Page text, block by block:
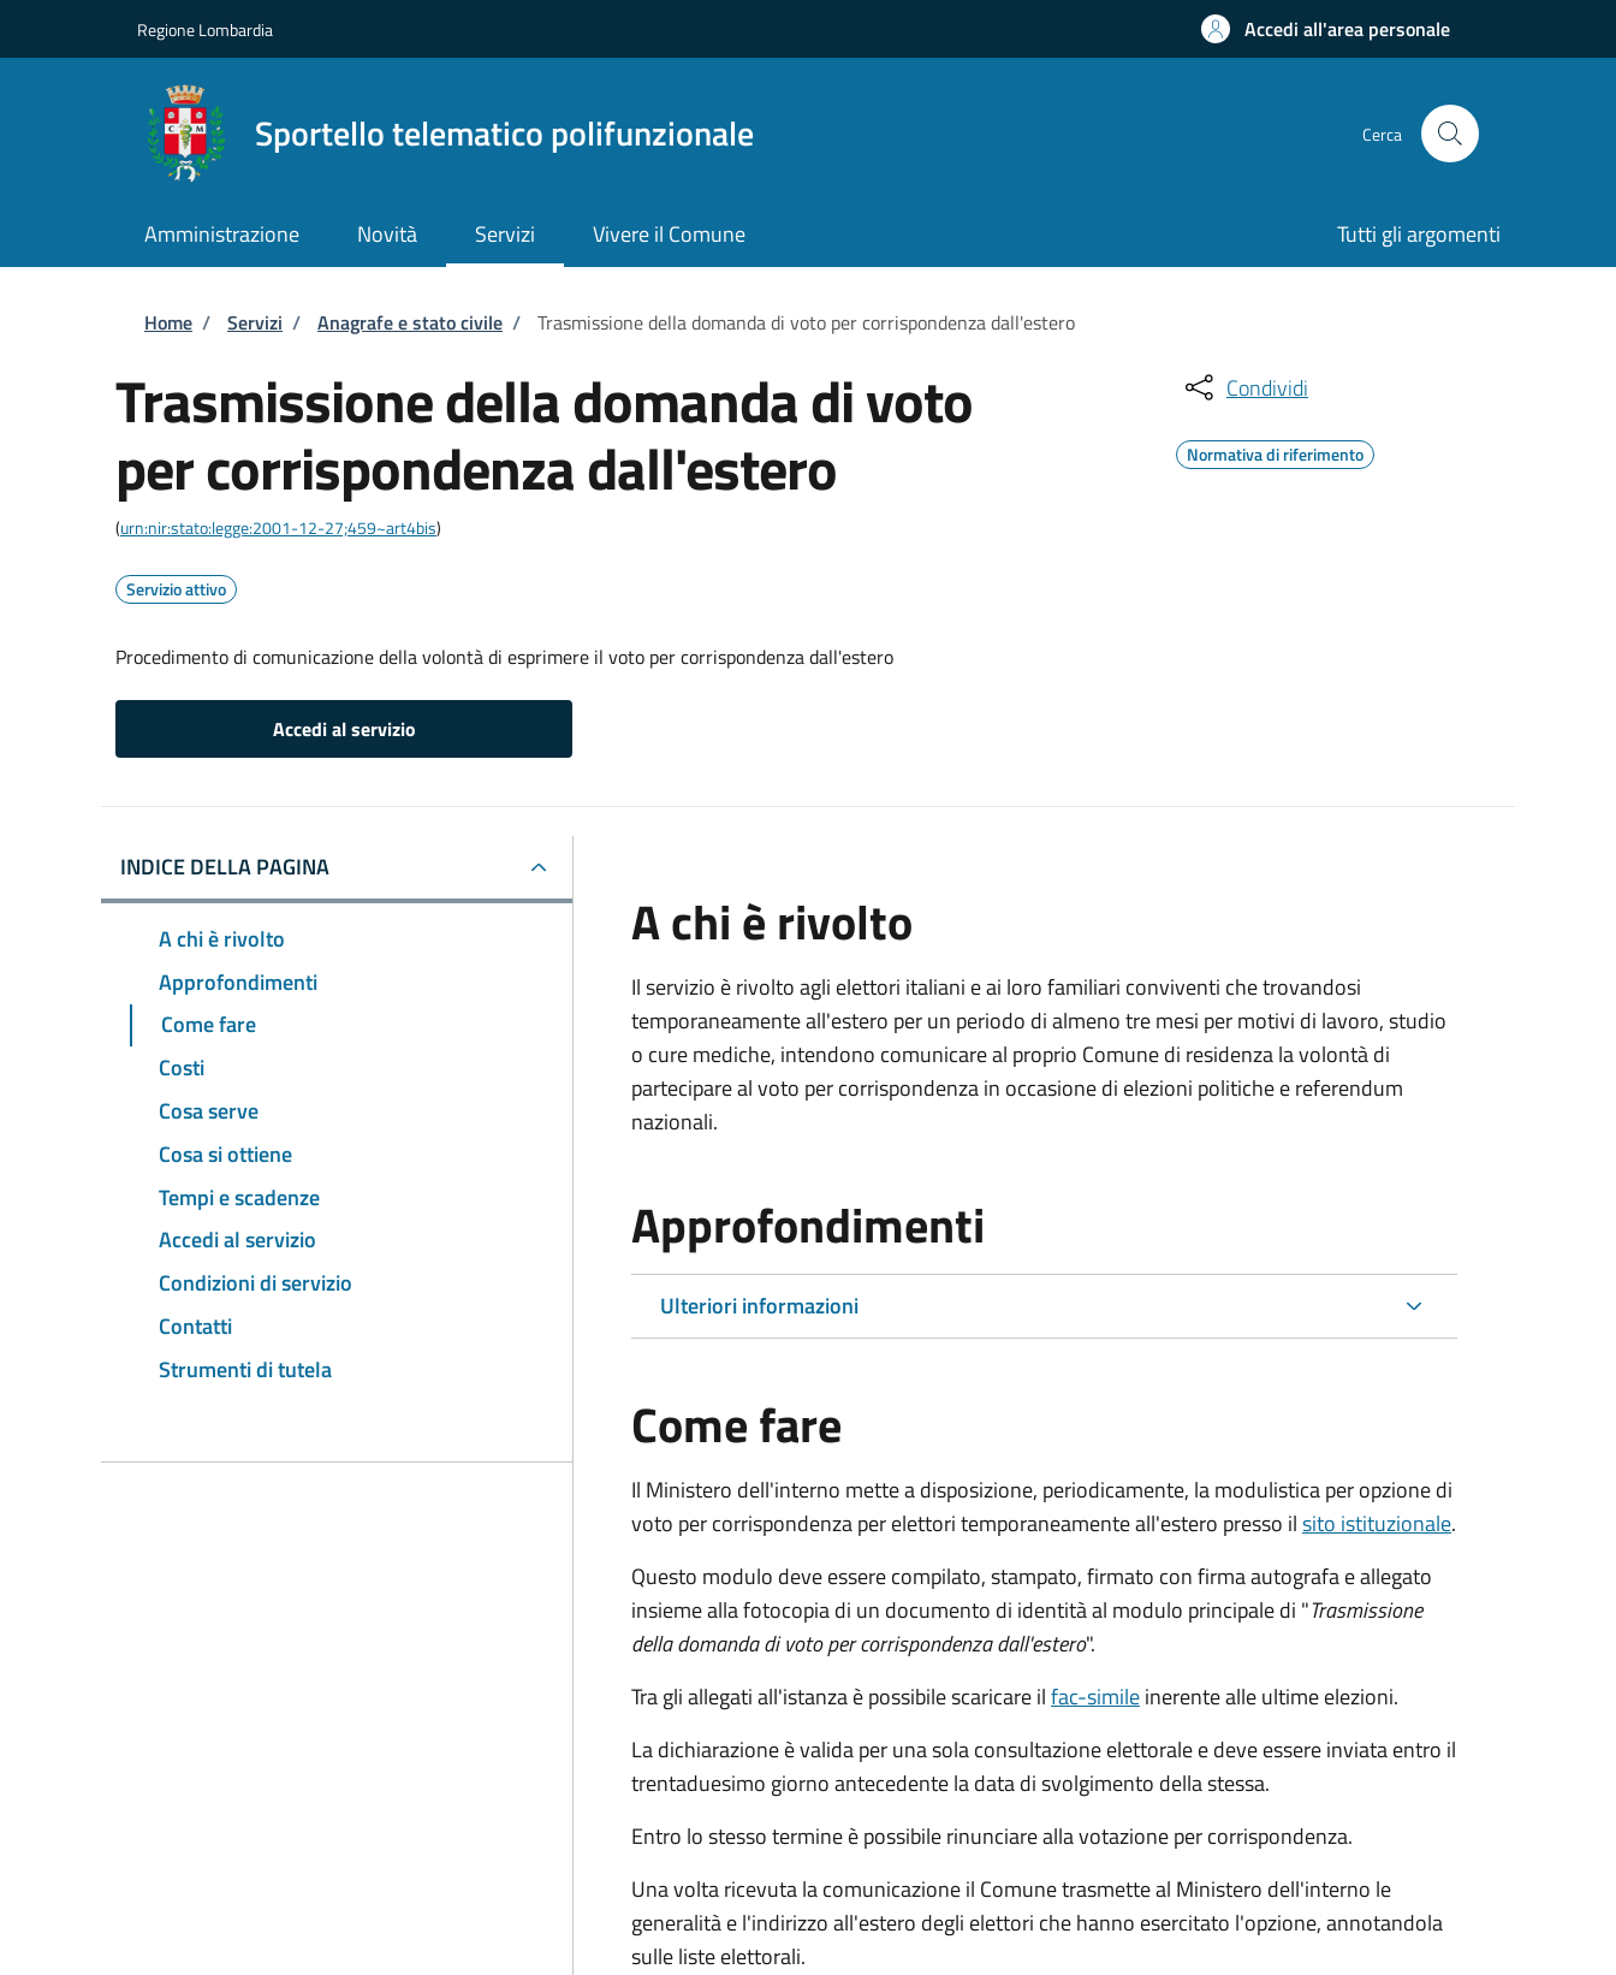
Regione Lombardia Accedi all'area personale
Sportello telematico polifunzionale Cerca
Amministrazione Novità Servizi Vivere il Comune Tutti gli argomenti
Briciole di pane
Home / Servizi / Anagrafe e stato civile / Trasmissione della domanda di voto per corrispondenza dall'estero
Trasmissione della domanda di voto
per corrispondenza dall'estero
(urn:nir:stato:legge:2001-12-27;459~art4bis)
Servizio attivo
Procedimento di comunicazione della volontà di esprimere il voto per corrispondenza dall'estero
Accedi al servizio
Condividi
Normativa di riferimento
INDICE DELLA PAGINA
A chi è rivolto
Approfondimenti
Come fare
Costi
Cosa serve
Cosa si ottiene
Tempi e scadenze
Accedi al servizio
Condizioni di servizio
Contatti
Strumenti di tutela
A chi è rivolto
Il servizio è rivolto agli elettori italiani e ai loro familiari conviventi che trovandosi
temporaneamente all'estero per un periodo di almeno tre mesi per motivi di lavoro, studio
o cure mediche, intendono comunicare al proprio Comune di residenza la volontà di
partecipare al voto per corrispondenza in occasione di elezioni politiche e referendum
nazionali.
Approfondimenti
Ulteriori informazioni
Come fare
Il Ministero dell'interno mette a disposizione, periodicamente, la modulistica per opzione di
voto per corrispondenza per elettori temporaneamente all'estero presso ilsito istituzionale.
Questo modulo deve essere compilato, stampato, firmato con firma autografa e allegato
insieme alla fotocopia di un documento di identità al modulo principale di "Trasmissione
della domanda di voto per corrispondenza dall'estero".
Tra gli allegati all'istanza è possibile scaricare ilfac-simileinerente alle ultime elezioni.
La dichiarazione è valida per una sola consultazione elettorale e deve essere inviata entro il
trentaduesimo giorno antecedente la data di svolgimento della stessa.
Entro lo stesso termine è possibile rinunciare alla votazione per corrispondenza.
Una volta ricevuta la comunicazione il Comune trasmette al Ministero dell'interno le
generalità e l'indirizzo all'estero degli elettori che hanno esercitato l'opzione, annotandola
sulle liste elettorali.